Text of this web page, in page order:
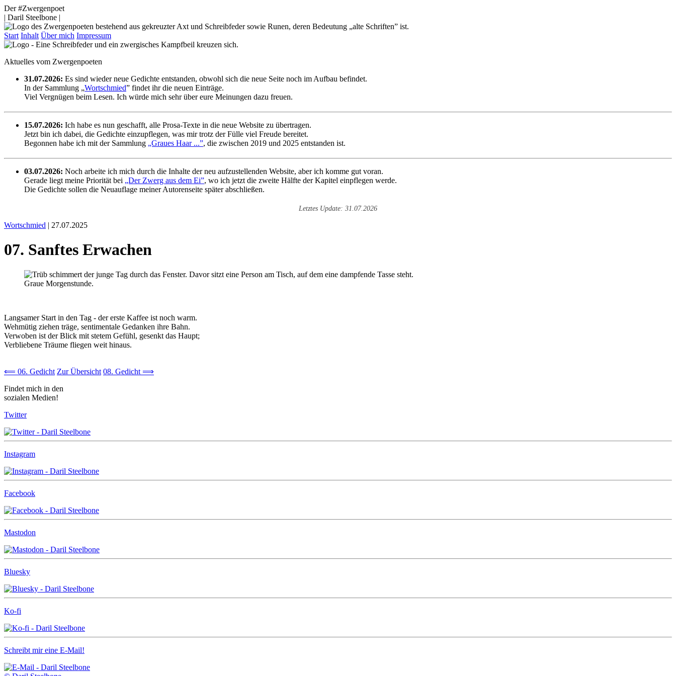
Der #Zwergenpoet
| Daril Steelbone |
Start Inhalt Über mich Impressum
Aktuelles vom Zwergenpoeten
31.07.2026: Es sind wieder neue Gedichte entstanden, obwohl sich die neue Seite noch im Aufbau befindet.
In der Sammlung „Wortschmied” findet ihr die neuen Einträge.
Viel Vergnügen beim Lesen. Ich würde mich sehr über eure Meinungen dazu freuen.
15.07.2026: Ich habe es nun geschafft, alle Prosa-Texte in die neue Website zu übertragen.
Jetzt bin ich dabei, die Gedichte einzupflegen, was mir trotz der Fülle viel Freude bereitet.
Begonnen habe ich mit der Sammlung „Graues Haar ...”, die zwischen 2019 und 2025 entstanden ist.
03.07.2026: Noch arbeite ich mich durch die Inhalte der neu aufzustellenden Website, aber ich komme gut voran.
Gerade liegt meine Priorität bei „Der Zwerg aus dem Ei”, wo ich jetzt die zweite Hälfte der Kapitel einpflegen werde.
Die Gedichte sollen die Neuauflage meiner Autorenseite später abschließen.
Letztes Update: 31.07.2026
Wortschmied | 27.07.2025
07. Sanftes Erwachen
Graue Morgenstunde.
Langsamer Start in den Tag - der erste Kaffee ist noch warm.
Wehmütig ziehen träge, sentimentale Gedanken ihre Bahn.
Verwoben ist der Blick mit stetem Gefühl, gesenkt das Haupt;
Verbliebene Träume fliegen weit hinaus.
⟸ 06. Gedicht Zur Übersicht 08. Gedicht ⟹
Findet mich in den
sozialen Medien!
Twitter
Instagram
Facebook
Mastodon
Bluesky
Ko-fi
Schreibt mir eine E-Mail!